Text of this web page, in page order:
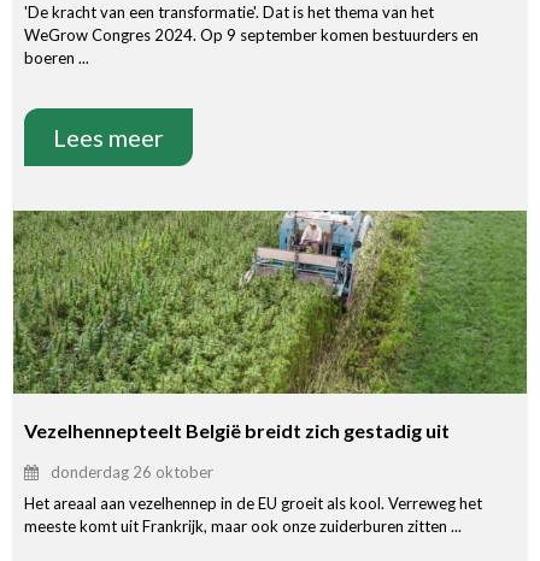
'De kracht van een transformatie'. Dat is het thema van het
WeGrow Congres 2024. Op 9 september komen bestuurders en
boeren ...
Lees meer
Vezelhennepteelt België breidt zich gestadig uit
donderdag 26 oktober
Het areaal aan vezelhennep in de EU groeit als kool. Verreweg het
meeste komt uit Frankrijk, maar ook onze zuiderburen zitten ...